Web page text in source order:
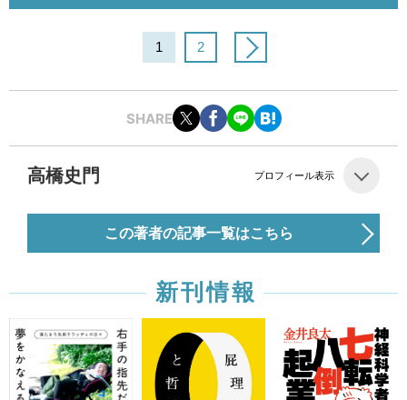
1 2
SHARE
高橋史門 プロフィール表示
この著者の記事一覧はこちら
新刊情報